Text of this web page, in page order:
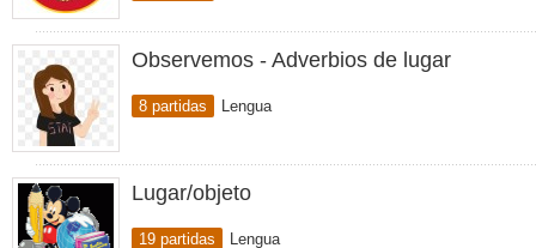
Observemos - Adverbios de lugar
8 partidas Lengua
Lugar/objeto
19 partidas Lengua